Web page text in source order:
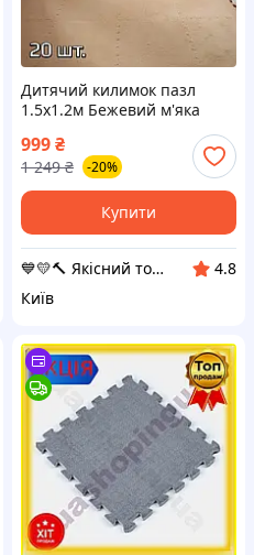
Дитячий килимок пазл
1.5х1.2м Бежевий м'яка
термокилимок для дітей -
каремат пазл у дитячу
999₴
1 249 ₴ -20%
Купити
💙💛🔨 Якісний товар з доставкою по Україні 🎁% 🚚 ⤵
4.8
Київ